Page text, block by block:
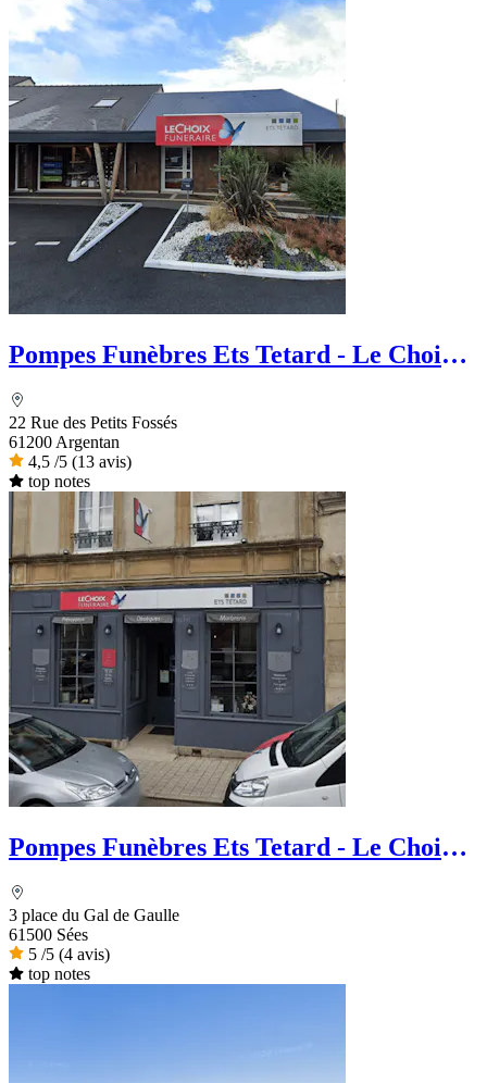
Pompes Funèbres Ets Tetard - Le Choix
22 Rue des Petits Fossés
61200 Argentan
4,5 /5 (13 avis)
top notes
Pompes Funèbres Ets Tetard - Le Choix
3 place du Gal de Gaulle
61500 Sées
5 /5 (4 avis)
top notes